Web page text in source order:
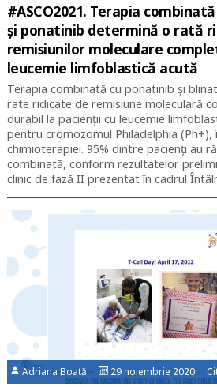
#ASCO2021. Terapia
și ponatinib determină o rată
remisiunilor moleculare
leucemie limfoblastică acută
Terapia combinată cu ponatinib şi
rate ridicate de remisiune moleculară
durabil la pacienţii cu leucemie
pentru cromozomul Philadelphia (Ph+),
chimioterapiei. 95% dintre pacienţi au
combinată, conform rezultatelor
clinic de fază II prezentat în cadrul
Adriana Boată 29 noiembrie 2020